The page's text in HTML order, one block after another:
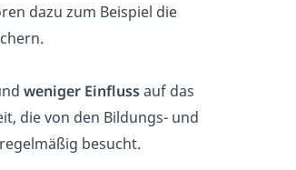
dazu zum Beispiel die
weniger Einflussauf das
die von den Bildungs- und
besucht.